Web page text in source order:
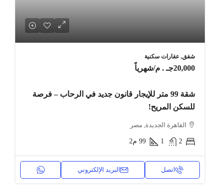
شقق, عقارات سكنية
20,000جـ . م /شهرياً
شقة 99 متر للإيجار قانون جديد في الرحاب – فرصة
للسكن المريح!
القاهرة الجديدة, مصر
2
1
99 م2
اتصل البريد الإلكتروني